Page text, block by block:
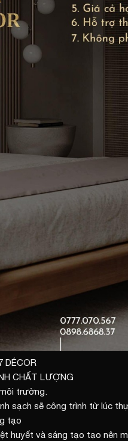
DÉCOR
CHẤT LƯỢNG
trường.
sạch sẽ công trình từ lúc
tạo
huyết và sáng tạo tạo nên